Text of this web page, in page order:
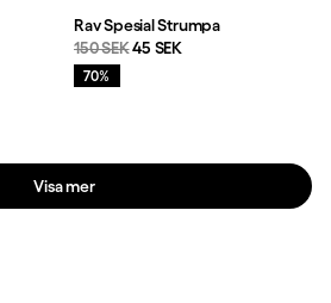
Rav Spesial Strumpa
Originalpris:
150 SEKReapris
45 SEK
Rea:
70%
Visa mer